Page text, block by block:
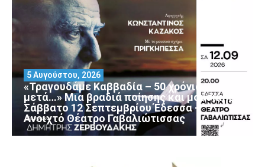
«Τραγουδάμε Καββαδία – 50 χρόνια
μετά…» Μια βραδιά ποίησης και μουσικής
Σάββατο 12 Σεπτεμβρίου Έδεσσα –
Ανοιχτό Θέατρο Γαβαλιώτισσας
5 Αυγούστου, 2026